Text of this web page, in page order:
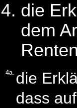
die
dem
4a. die
dass